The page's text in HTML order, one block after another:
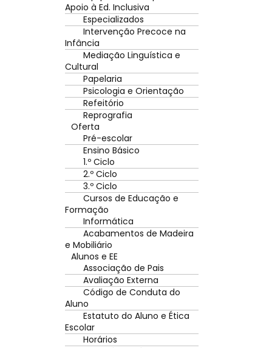
Apoio à Ed. Inclusiva
Especializados
Intervenção Precoce na
Infância
Mediação Linguística e
Cultural
Papelaria
Psicologia e Orientação
Refeitório
Reprografia
Oferta
Pré-escolar
Ensino Básico
1.º Ciclo
2.º Ciclo
3.º Ciclo
Cursos de Educação e
Formação
Informática
Acabamentos de Madeira
e Mobiliário
Alunos e EE
Associação de Pais
Avaliação Externa
Código de Conduta do
Aluno
Estatuto do Aluno e Ética
Escolar
Horários